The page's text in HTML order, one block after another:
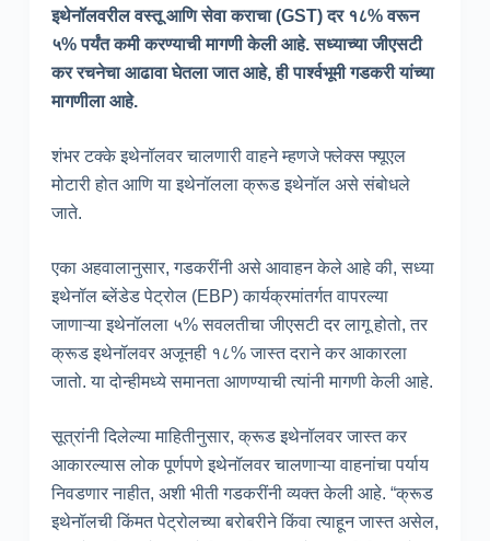
इथेनॉलवरील वस्तू आणि सेवा कराचा (GST) दर १८% वरून
५% पर्यंत कमी करण्याची मागणी केली आहे. सध्याच्या जीएसटी
कर रचनेचा आढावा घेतला जात आहे, ही पार्श्वभूमी गडकरी यांच्या
मागणीला आहे.
शंभर टक्के इथेनॉलवर चालणारी वाहने म्हणजे फ्लेक्स फ्यूएल
मोटारी होत आणि या इथेनॉलला क्रूड इथेनॉल असे संबोधले
जाते.
एका अहवालानुसार, गडकरींनी असे आवाहन केले आहे की, सध्या
इथेनॉल ब्लेंडेड पेट्रोल (EBP) कार्यक्रमांतर्गत वापरल्या
जाणाऱ्या इथेनॉलला ५% सवलतीचा जीएसटी दर लागू होतो, तर
क्रूड इथेनॉलवर अजूनही १८% जास्त दराने कर आकारला
जातो. या दोन्हीमध्ये समानता आणण्याची त्यांनी मागणी केली आहे.
सूत्रांनी दिलेल्या माहितीनुसार, क्रूड इथेनॉलवर जास्त कर
आकारल्यास लोक पूर्णपणे इथेनॉलवर चालणाऱ्या वाहनांचा पर्याय
निवडणार नाहीत, अशी भीती गडकरींनी व्यक्त केली आहे. “क्रूड
इथेनॉलची किंमत पेट्रोलच्या बरोबरीने किंवा त्याहून जास्त असेल,